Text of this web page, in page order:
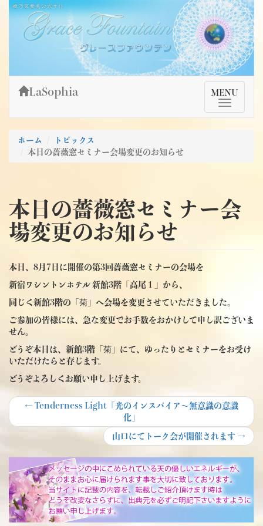
Skip
content
姫乃宮亜美公式サイト～Grace Fountain～
グレースファウンテン
TMenu
MENU
LaSophia
ホーム
トピックス
本日の薔薇窓セミナー会場変更のお知らせ
本日の薔薇窓セミナー会
場変更のお知らせ
本日、8月7日に開催の第3回薔薇窓セミナーの会場を
新宿ワシントンホテル 新館3階「高尾１」から、
同じく新館3階の「菊」へ会場を変更させていただきました。
ご参加の皆様には、急な変更でお手数をおかけして申し訳ございま
せん。
どうぞ本日は、新館3階「菊」にて、ゆったりとセミナーをお受け
いただけたらと存じます。
どうぞよろしくお願い申し上げます。
投
稿
ビ
ゲ
ー
シ
← Previous
Tenderness Light「光のインスパイア～無意識の意識
化」
Next
post:
山口にてトーク会が開催されます →